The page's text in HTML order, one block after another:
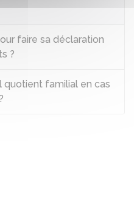
faire sa déclaration
?
quotient familial en cas